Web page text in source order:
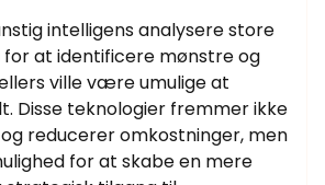
intelligens analysere store
at identificere mønstre og
ville være umulige at
Disse teknologier fremmer ikke
reducerer omkostninger, men
for at skabe en mere